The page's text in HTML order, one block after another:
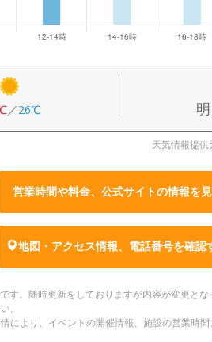
／26℃
天気情報提
営業時間や料金、公式サイトの情報を
地図・アクセス情報、電話番号を確認
す。随時更新をしておりますが内容が変更と
。
により、イベントの開催情報、施設の営業時